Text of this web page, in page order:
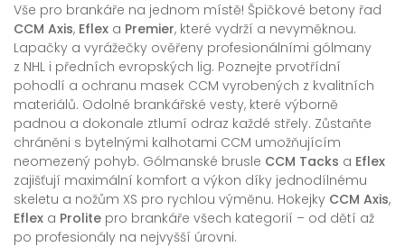
Vše pro brankáře na jednom místě! Špičkové betony řad
CCM Axis, Eflex a Premier, které vydrží a nevyměknou.
Lapačky a vyrážečky ověřeny profesionálními gólmany
z NHL i předních evropských lig. Poznejte prvotřídní
pohodlí a ochranu masek CCM vyrobených z kvalitních
materiálů. Odolné brankářské vesty, které výborně
padnou a dokonale ztlumí odraz každé střely. Zůstaňte
chráněni s bytelnými kalhotami CCM umožňujícím
neomezený pohyb. Gólmanské brusle CCM Tacks a Eflex
zajišťují maximální komfort a výkon díky jednodílnému
skeletu a nožům XS pro rychlou výměnu. Hokejky CCM Axis,
Eflex a Prolite pro brankáře všech kategorií – od dětí až
po profesionály na nejvyšší úrovni.